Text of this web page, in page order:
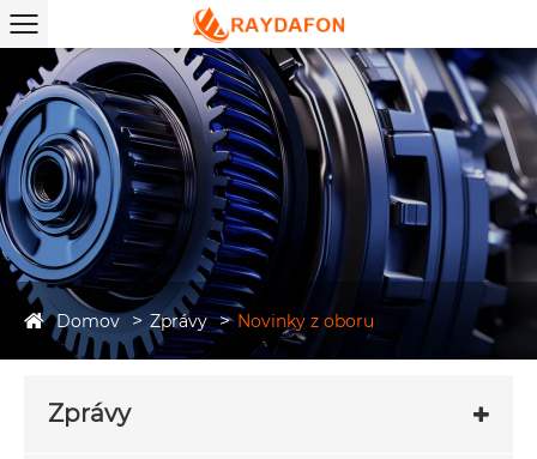
Domov Zprávy Novinky z oboru
Zprávy